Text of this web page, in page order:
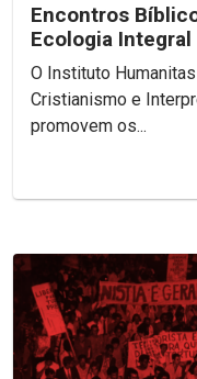
Encontros
Ecologia
O Instituto
Cristianismo e
promovem os...